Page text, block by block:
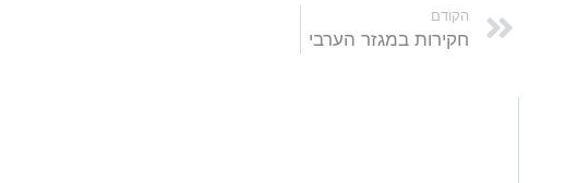
הקודם
חקירות במגזר הערבי